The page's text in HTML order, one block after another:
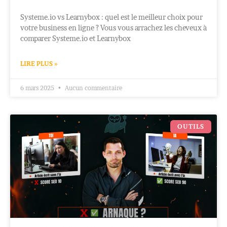
Systeme.io vs Learnybox : quel est le meilleur choix pour
votre business en ligne ? Vous vous arrachez les cheveux à
comparer Systeme.io et Learnybox
LIRE PLUS »
6 mars 2025 Aucun commentaire
OUTILS